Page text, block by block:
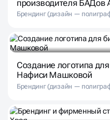
производителя БАДов
Брендинг (дизайн —
Создание логотипа
Нафиси Машковой
Брендинг (дизайн —